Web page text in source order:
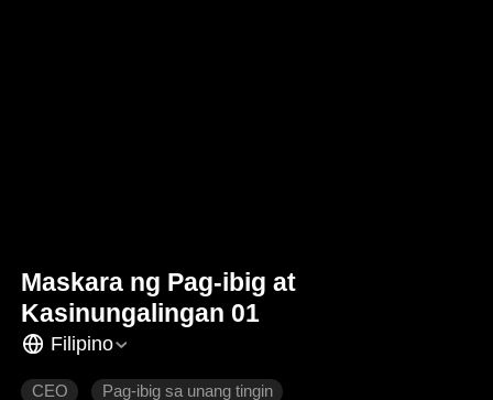
Maskara ng Pag-ibig at
Kasinungalingan 01
Filipino
CEO Pag-ibig sa unang tingin